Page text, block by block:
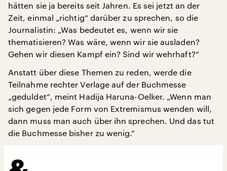
hätten sie ja bereits seit Jahren. Es sei jetzt an der
Zeit, einmal „richtig“ darüber zu sprechen, so die
Journalistin: „Was bedeutet es, wenn wir sie
thematisieren? Was wäre, wenn wir sie ausladen?
Gehen wir diesen Kampf ein? Sind wir wehrhaft?“
Anstatt über diese Themen zu reden, werde die
Teilnahme rechter Verlage auf der Buchmesse
„geduldet“, meint Hadija Haruna-Oelker. „Wenn man
sich gegen jede Form von Extremismus wenden will,
dann muss man auch über ihn sprechen. Und das tut
die Buchmesse bisher zu wenig.“